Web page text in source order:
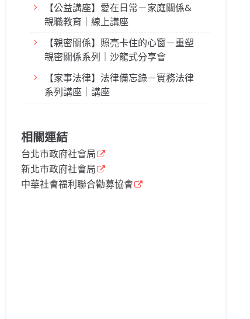
【公益講座】愛在日常－家庭關係&
親職教育｜線上講座
【親密關係】照亮卡住的心窗－重塑
親密關係系列｜沙龍式分享會
【家事法律】法律備忘錄－實務法律
系列講座｜講座
相關連結
台北市政府社會局
新北市政府社會局
中華社會福利聯合勸募協會